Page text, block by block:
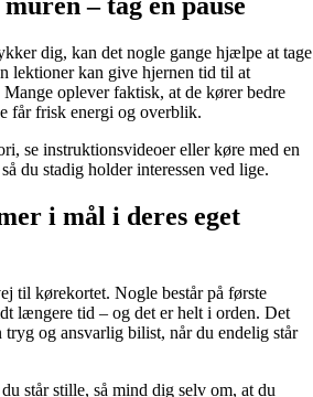
dig, kan det nogle gange hjælpe at tage
lektioner kan give hjernen tid til at
oplever faktisk, at de kører bedre
får frisk energi og overblik.
se instruktionsvideoer eller køre med en
du stadig holder interessen ved lige.
i mål i deres eget
til kørekortet. Nogle består på første
længere tid – og det er helt i orden. Det
og ansvarlig bilist, når du endelig står
står stille, så mind dig selv om, at du